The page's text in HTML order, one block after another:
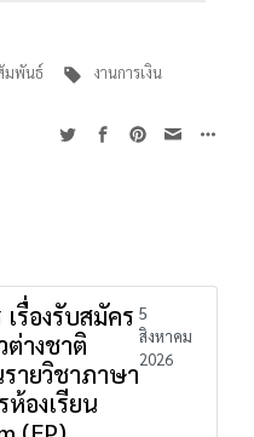
มพันธ์ งานการเงิน
รื่องรับสมัคร
ต่างชาติ
ายวิชาภาษา
ห้องเรียน
5
สิงหาคม
2026